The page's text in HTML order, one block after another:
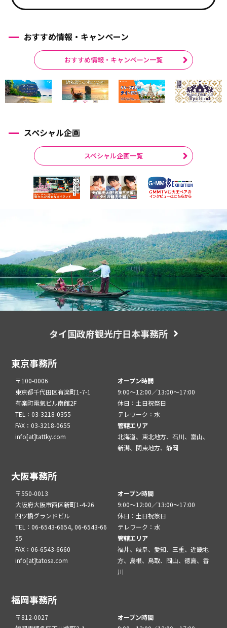
おすすめ情報・キャンペーン
おすすめ情報・キャンペーン一覧
スペシャル企画
スペシャル企画一覧
タイ国政府観光庁日本事務所
東京事務所
〒100-0006
東京都千代田区有楽町1-7-1
有楽町電気ビル南館2F
TEL：03-3218-0355
FAX：03-3218-0655
info[at]tattky.com
オープン時間
9:00～12:00／13:00～17:00
休日：土日祝祭日
テレワーク：水
管轄エリア
北海道、東北地方、石川、富山、
新潟、関東地方、静岡
大阪事務所
〒550-0013
大阪府大阪市西区新町1-4-26
四ツ橋グランドビル
TEL：06-6543-6654, 06-6543-66
55
FAX：06-6543-6660
info[at]tatosa.com
オープン時間
9:00～12:00／13:00～17:00
休日：土日祝祭日
テレワーク：水
管轄エリア
福井、岐阜、愛知、三重、近畿地
方、島根、鳥取、岡山、徳島、香
川
福岡事務所
〒812-0027
オープン時間